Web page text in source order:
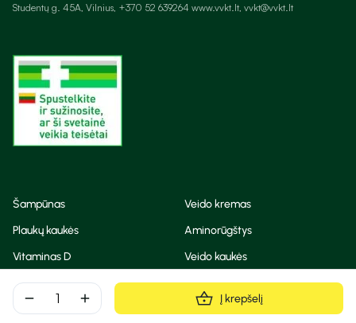
remove add Į krepšelį
Studentų g. 45A, Vilnius, +370 52 639264 www.vvkt.lt, vvkt@vvkt.lt
Šampūnas
Veido kremas
Plaukų kaukės
Aminorūgštys
Vitaminas D
Veido kaukės
Korėjietiška kosmetika
Eteriniai aliejai
Dezodorantas
BB ir CC kremas